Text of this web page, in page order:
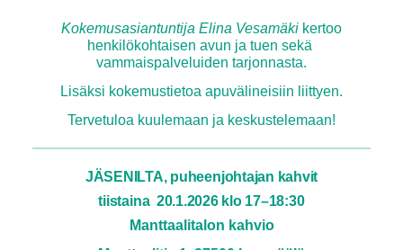
Kokemusasiantuntija Elina Vesamäki kertoo
henkilökohtaisen avun ja tuen sekä
vammaispalveluiden tarjonnasta.
Lisäksi kokemustietoa apuvälineisiin liittyen.
Tervetuloa kuulemaan ja keskustelemaan!
JÄSENILTA, puheenjohtajan kahvit
tiistaina 20.1.2026 klo 17–18:30
Manttaalitalon kahvio